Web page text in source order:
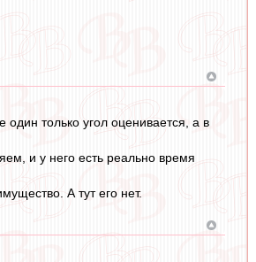
только угол оценивается, а в
и у него есть реально время
А тут его нет.